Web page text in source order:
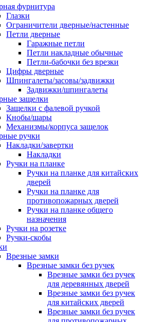
фурнитура
Глазки
Ограничители дверные/настенные
Петли дверные
Гаражные петли
Петли накладные обычные
Петли-бабочки без врезки
Цифры дверные
Шпингалеты/засовы/задвижки
Задвижки/шпингалеты
защелки
Защелки с фалевой ручкой
Кнобы/шары
Механизмы/корпуса защелок
ручки
Накладки/завертки
Накладки
Ручки на планке
Ручки на планке для китайских
дверей
Ручки на планке для
противопожарных дверей
Ручки на планке общего
назначения
Ручки на розетке
Ручки-скобы
Врезные замки
Врезные замки без ручек
Врезные замки без ручек
для деревянных дверей
Врезные замки без ручек
для китайских дверей
Врезные замки без ручек